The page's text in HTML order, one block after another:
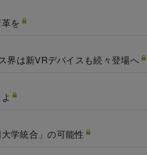
を
界は新VRデバイスも続々登場へ
学統合」の可能性